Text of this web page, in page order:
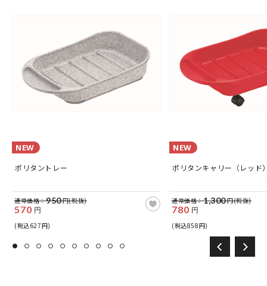
NEW
ポリタントレー
通常価格：950円(税抜)
570 円
(税込627円)
NEW
ポリタンキャリー（レッド
通常価格：1,300円(税抜)
780 円
(税込858円)